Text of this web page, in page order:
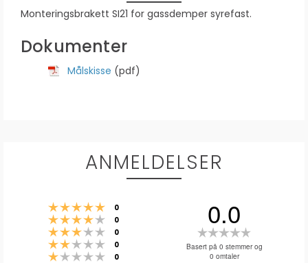
Monteringsbrakett SI21 for gassdemper syrefast.
Dokumenter
Målskisse (pdf)
ANMELDELSER
Karakter: 5 av 5 mulige
0
Karakter: 4 av 5 mulige
0
Karakter: 3 av 5 mulige
0
Karakter: 2 av 5 mulige
0
Karakter: 1 av 5 mulige
0
0.0
0.0
Basert på 0 stemmer og
0 omtaler